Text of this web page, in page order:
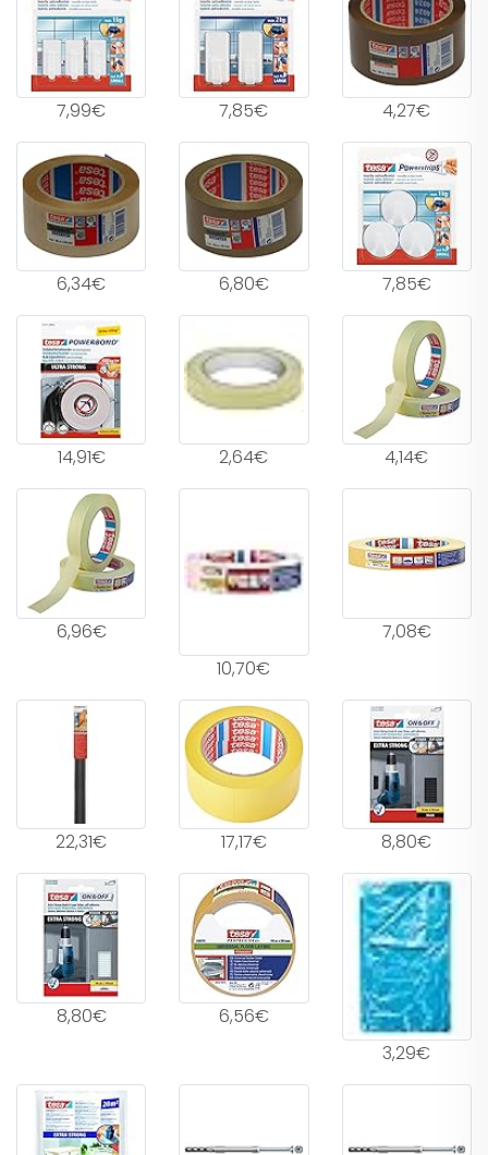
7,99€ 7,85€ 4,27€
6,34€ 6,80€ 7,85€
14,91€ 2,64€ 4,14€
6,96€
10,70€
7,08€
22,31€ 17,17€ 8,80€
8,80€
6,56€
3,29€